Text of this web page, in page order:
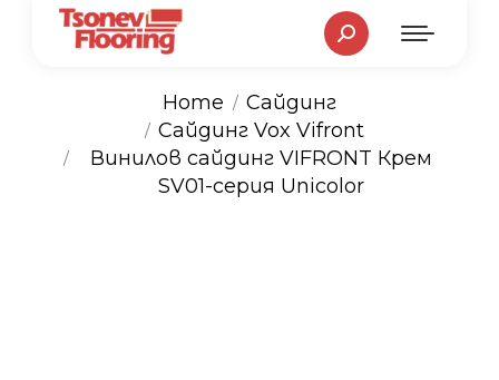
Search:
You are here:
Home
Сайдинг
Сайдинг Vox Vifront
Винилов сайдинг VIFRONT Крем
SV01-серия Unicolor